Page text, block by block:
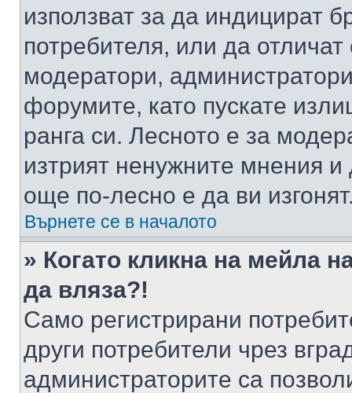
използват за да индицират
потребителя, или да
модератори,
форумите, като пускате
ранга си. Лесното е за
изтрият ненужните мнения
още по-лесно е да ви
Върнете се в началото
» Когато кликна на мейла
да вляза?!
Само регистрирани
други потребители чрез
администраторите са